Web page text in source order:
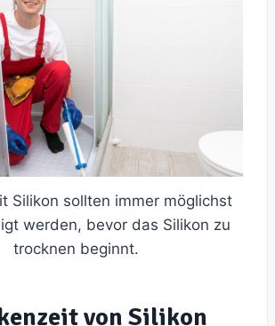
Silikon sollten immer möglichst
werden, bevor das Silikon zu
trocknen beginnt.
von Silikon